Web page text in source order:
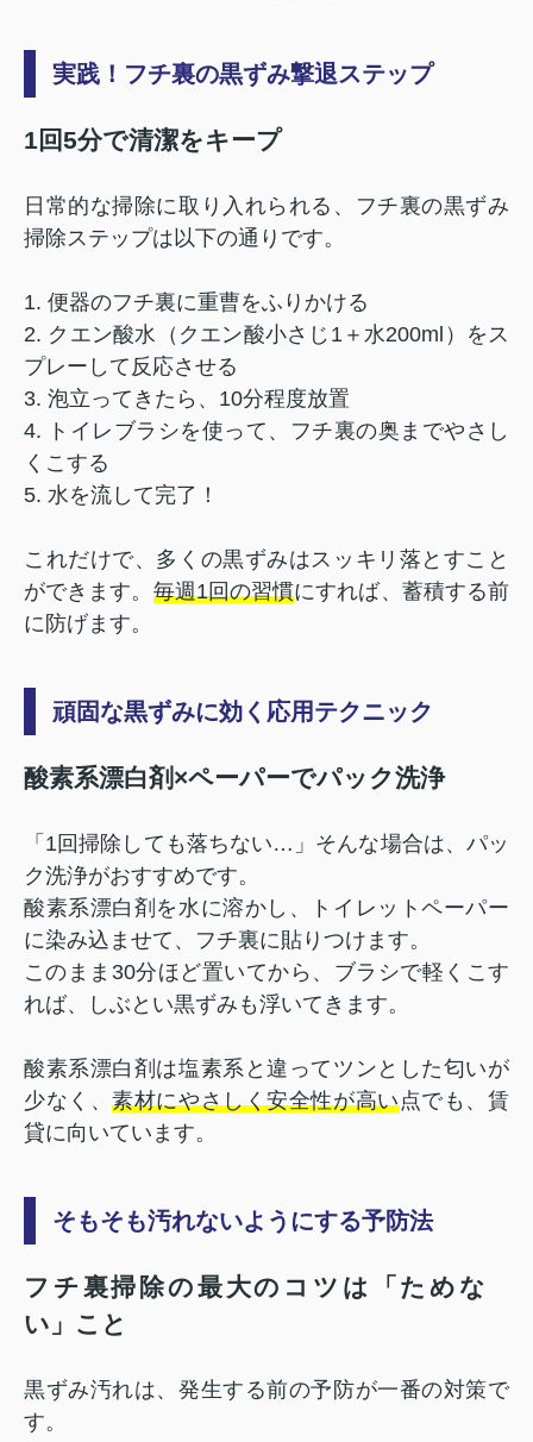
実践！フチ裏の黒ずみ撃退ステップ
1回5分で清潔をキープ
日常的な掃除に取り入れられる、フチ裏の黒ずみ
掃除ステップは以下の通りです。
1. 便器のフチ裏に重曹をふりかける
2. クエン酸水（クエン酸小さじ1＋水200ml）をス
プレーして反応させる
3. 泡立ってきたら、10分程度放置
4. トイレブラシを使って、フチ裏の奥までやさし
くこする
5. 水を流して完了！
これだけで、多くの黒ずみはスッキリ落とすこと
ができます。 毎週1回の習慣にすれば、蓄積する前
に防げます。
頑固な黒ずみに効く応用テクニック
酸素系漂白剤×ペーパーでパック洗浄
「1回掃除しても落ちない…」そんな場合は、パッ
ク洗浄がおすすめです。
酸素系漂白剤を水に溶かし、トイレットペーパー
に染み込ませて、フチ裏に貼りつけます。
このまま30分ほど置いてから、ブラシで軽くこす
れば、しぶとい黒ずみも浮いてきます。
酸素系漂白剤は塩素系と違ってツンとした匂いが
少なく、素材にやさしく安全性が高い点でも、賃
貸に向いています。
そもそも汚れないようにする予防法
フチ裏掃除の最大のコツは「ためな
い」こと
黒ずみ汚れは、発生する前の予防が一番の対策で
す。